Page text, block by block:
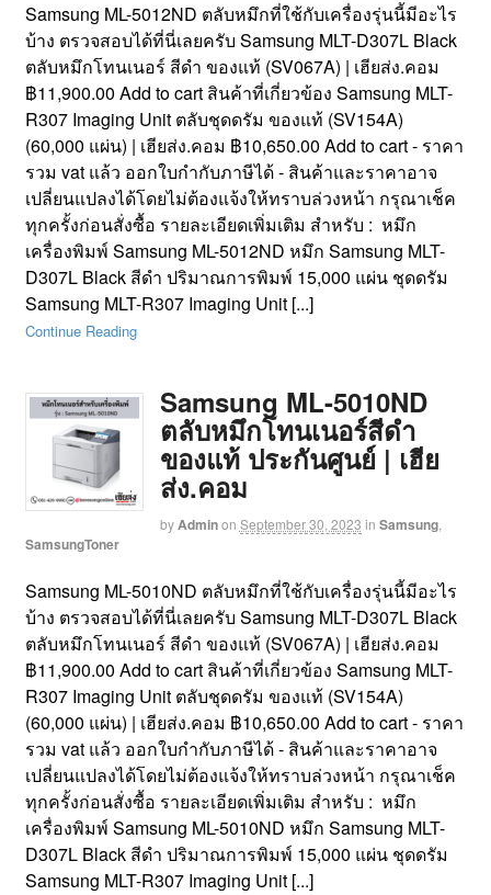
Samsung ML-5012ND ตลับหมึกที่ใช้กับเครื่องรุ่นนี้มีอะไร
บ้าง ตรวจสอบได้ที่นี่เลยครับ Samsung MLT-D307L Black
ตลับหมึกโทนเนอร์ สีดำ ของแท้ (SV067A) | เฮียส่ง.คอม
฿11,900.00 Add to cart สินค้าที่เกี่ยวข้อง Samsung MLT-
R307 Imaging Unit ตลับชุดดรัม ของแท้ (SV154A)
(60,000 แผ่น) | เฮียส่ง.คอม ฿10,650.00 Add to cart - ราคา
รวม vat แล้ว ออกใบกำกับภาษีได้ - สินค้าและราคาอาจ
เปลี่ยนแปลงได้โดยไม่ต้องแจ้งให้ทราบล่วงหน้า กรุณาเช็ค
ทุกครั้งก่อนสั่งซื้อ รายละเอียดเพิ่มเติม สำหรับ : หมึก
เครื่องพิมพ์ Samsung ML-5012ND หมึก Samsung MLT-
D307L Black สีดำ ปริมาณการพิมพ์ 15,000 แผ่น ชุดดรัม
Samsung MLT-R307 Imaging Unit [...]
Continue Reading
Samsung ML-5010ND
ตลับหมึกโทนเนอร์สีดำ
ของแท้ ประกันศูนย์ | เฮีย
ส่ง.คอม
byAdminon September 30, 2023 in Samsung,
SamsungToner
Samsung ML-5010ND ตลับหมึกที่ใช้กับเครื่องรุ่นนี้มีอะไร
บ้าง ตรวจสอบได้ที่นี่เลยครับ Samsung MLT-D307L Black
ตลับหมึกโทนเนอร์ สีดำ ของแท้ (SV067A) | เฮียส่ง.คอม
฿11,900.00 Add to cart สินค้าที่เกี่ยวข้อง Samsung MLT-
R307 Imaging Unit ตลับชุดดรัม ของแท้ (SV154A)
(60,000 แผ่น) | เฮียส่ง.คอม ฿10,650.00 Add to cart - ราคา
รวม vat แล้ว ออกใบกำกับภาษีได้ - สินค้าและราคาอาจ
เปลี่ยนแปลงได้โดยไม่ต้องแจ้งให้ทราบล่วงหน้า กรุณาเช็ค
ทุกครั้งก่อนสั่งซื้อ รายละเอียดเพิ่มเติม สำหรับ : หมึก
เครื่องพิมพ์ Samsung ML-5010ND หมึก Samsung MLT-
D307L Black สีดำ ปริมาณการพิมพ์ 15,000 แผ่น ชุดดรัม
Samsung MLT-R307 Imaging Unit [...]